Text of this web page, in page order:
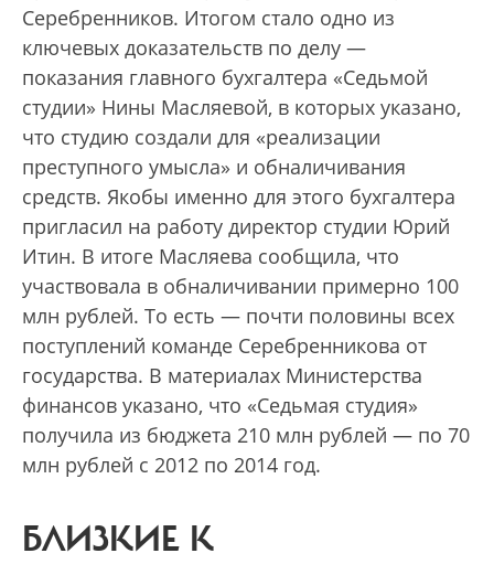
Серебренников. Итогом стало одно из
ключевых доказательств по делу —
показания главного бухгалтера «Седьмой
студии» Нины Масляевой, в которых указано,
что студию создали для «реализации
преступного умысла» и обналичивания
средств. Якобы именно для этого бухгалтера
пригласил на работу директор студии Юрий
Итин. В итоге Масляева сообщила, что
участвовала в обналичивании примерно 100
млн рублей. То есть — почти половины всех
поступлений команде Серебренникова от
государства. В материалах Министерства
финансов указано, что «Седьмая студия»
получила из бюджета 210 млн рублей — по 70
млн рублей с 2012 по 2014 год.
БЛИЗКИЕ К